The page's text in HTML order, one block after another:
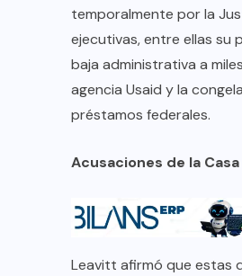
temporalmente por la
ejecutivas, entre ellas su
baja administrativa a
agencia Usaid y la
préstamos federales.
Acusaciones de la
Leavitt afirmó que estas